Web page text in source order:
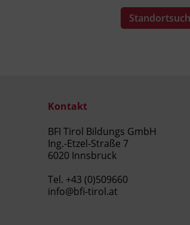
Kontakt
BFI Tirol Bildungs GmbH
Ing.-Etzel-Straße 7
6020 Innsbruck
Tel. +43 (0)509660
info@bfi-tirol.at